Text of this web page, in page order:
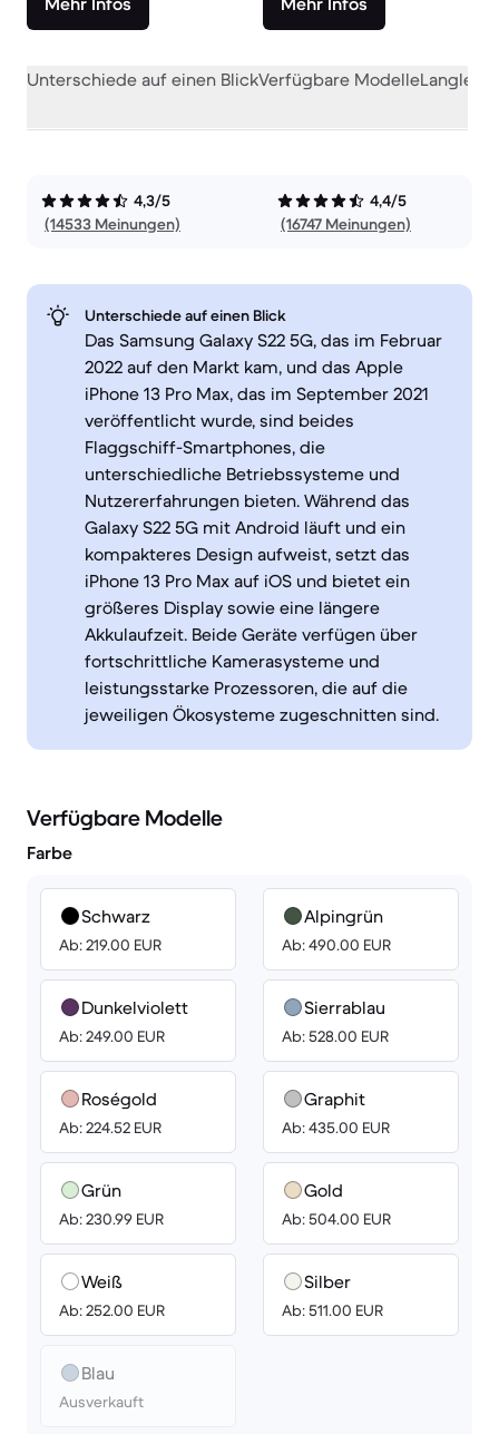
Unterschiede auf einen BlickVerfügbare Modelle
4,3/5
(14533 Meinungen)
4,4/5
(16747 Meinungen)
Unterschiede auf einen Blick
Das Samsung Galaxy S22 5G, das im Februar
2022 auf den Markt kam, und das Apple
iPhone 13 Pro Max, das im September 2021
veröffentlicht wurde, sind beides
Flaggschiff-Smartphones, die
unterschiedliche Betriebssysteme und
Nutzererfahrungen bieten. Während das
Galaxy S22 5G mit Android läuft und ein
kompakteres Design aufweist, setzt das
iPhone 13 Pro Max auf iOS und bietet ein
größeres Display sowie eine längere
Akkulaufzeit. Beide Geräte verfügen über
fortschrittliche Kamerasysteme und
leistungsstarke Prozessoren, die auf die
jeweiligen Ökosysteme zugeschnitten sind.
Verfügbare Modelle
Farbe
Schwarz
Ab: 219.00 EUR
Dunkelviolett
Ab: 249.00 EUR
Roségold
Ab: 224.52 EUR
Grün
Ab: 230.99 EUR
Weiß
Ab: 252.00 EUR
Blau
Ausverkauft
Alpingrün
Ab: 490.00 EUR
Sierrablau
Ab: 528.00 EUR
Graphit
Ab: 435.00 EUR
Gold
Ab: 504.00 EUR
Silber
Ab: 511.00 EUR